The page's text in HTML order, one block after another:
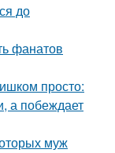
до
фанатов
просто:
а побеждает
муж